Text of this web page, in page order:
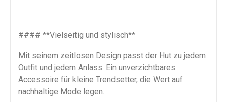
#### **Vielseitig und stylisch**
Mit seinem zeitlosen Design passt der Hut zu jedem
Outfit und jedem Anlass. Ein unverzichtbares
Accessoire für kleine Trendsetter, die Wert auf
nachhaltige Mode legen.